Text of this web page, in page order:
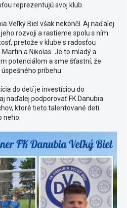
reprezentujú svoj klub.
Veľký Biel však nekončí. Aj naďalej
rozvoji a rastieme spolu s ním.
pretože v klube s radosťou
a Nikolas. Je to mladý a
potenciálom a sme šťastní, že
príbehu.
do detí je investíciou do
naďalej podporovať FK Danubia
ktoré tieto talentované deti
neho.